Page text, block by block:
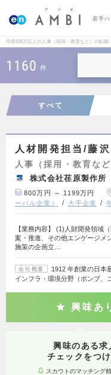
若手
年収600万以上の人事（採用・教育など）の転職
1160 件
すべて
人材開発担当/藤
人事（採用・教育など
株式会社荏原製作所
800万円 ～ 1199万円
ーバル企業）
大手企業
【業務内容】 (1)人財開発領域
案・推進、その他エンゲージメ
施策の企画立…
会社概要
1912 年創業の日本
インフラ・環境分野（ポンプ、
興味あ
興味のある求
チェックをつ
スカウトのマッチング